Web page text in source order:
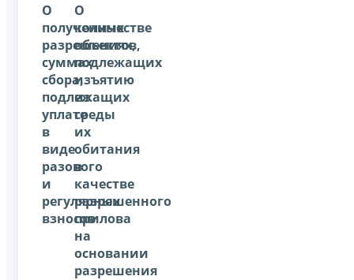
О
полученных
разрешениях,
суммах
сбора,
подлежащих
уплате
в
виде
разового
и
регулярных
взносов
О
количестве
объектов,
подлежащих
изъятию
из
среды
их
обитания
в
качестве
разрешенного
прилова
на
основании
разрешения